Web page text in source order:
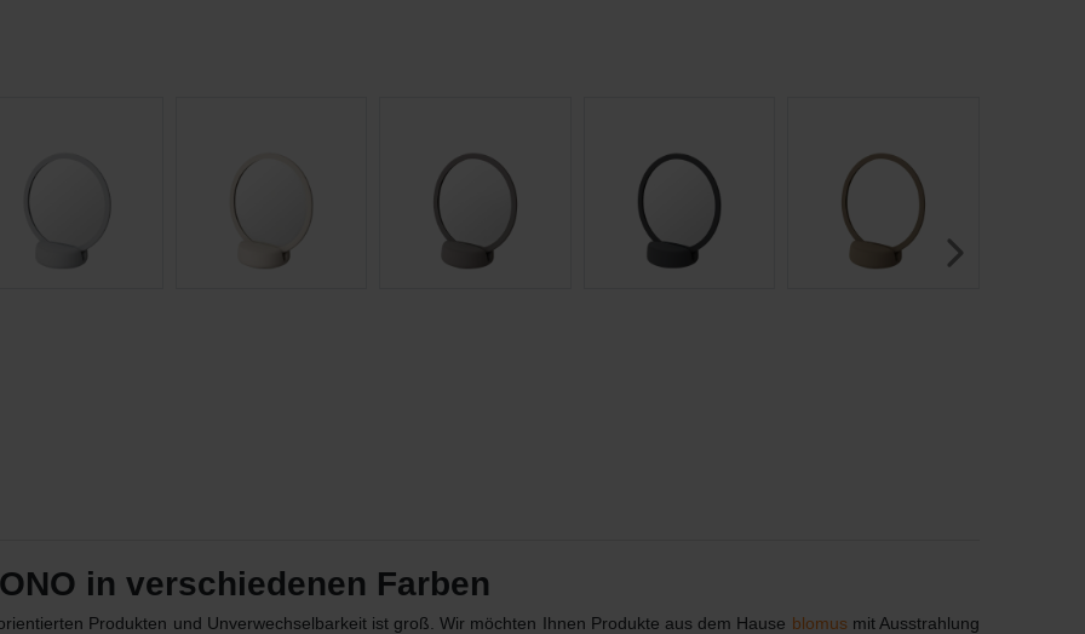
in verschiedenen Farben
Produkten und Unverwechselbarkeit ist groß. Wir möchten Ihnen Produkte aus dem Hause blomus mit Ausstrahlung